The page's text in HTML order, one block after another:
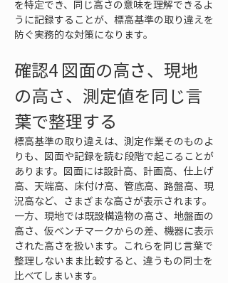
を特定でき、同じ高さの意味を理解できるよ
うに記録することが、標高基準の取り違えを
防ぐ実務的な対策になります。
確認4 図面の高さ、現地
の高さ、測定値を同じ言
葉で整理する
標高基準の取り違えは、測定作業そのものよ
りも、図面や記録を読む段階で起こることが
あります。図面には設計高、計画高、仕上げ
高、天端高、床付け高、管底高、路盤高、現
況高など、さまざまな高さが表示されます。
一方、現地では既設構造物の高さ、地盤面の
高さ、仮ベンチマークからの差、機器に表示
された高さを扱います。これらを同じ言葉で
整理しないまま比較すると、違うもの同士を
比べてしまいます。